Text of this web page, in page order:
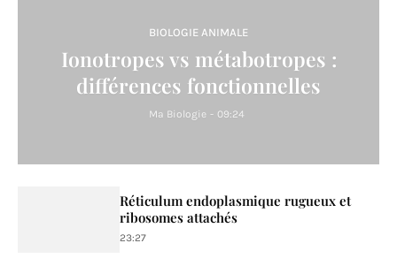
BIOLOGIE ANIMALE
Ionotropes vs métabotropes :
différences fonctionnelles
Ma Biologie - 09:24
Réticulum endoplasmique rugueux et
ribosomes attachés
23:27